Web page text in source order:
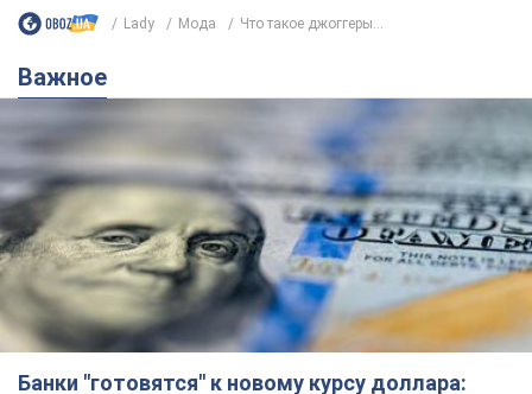
Банки "готовятся" к новому курсу доллара:
украинцам рассказали, чего ожидать в
ближайшие дни
Каким будет курс валюты в обменниках
6.08.2026 22:58
Украинцам обещают по 850 грн от
мобильных операторов: что не так с
этими сообщениями
Как не попасть в ловушку мошенников